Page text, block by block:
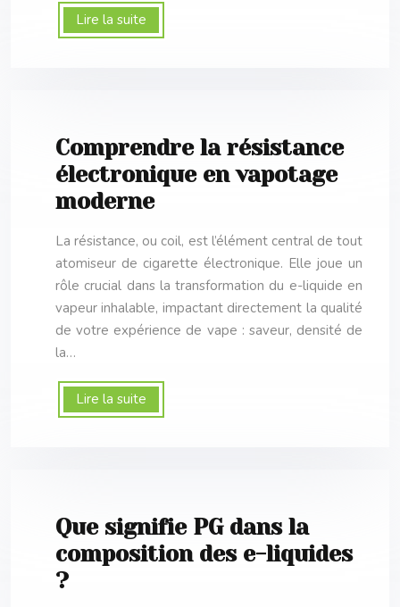
Lire la suite
Comprendre la résistance
électronique en vapotage
moderne
La résistance, ou coil, est l’élément central de tout
atomiseur de cigarette électronique. Elle joue un
rôle crucial dans la transformation du e-liquide en
vapeur inhalable, impactant directement la qualité
de votre expérience de vape : saveur, densité de
la…
Lire la suite
Que signifie PG dans la
composition des e-liquides
?